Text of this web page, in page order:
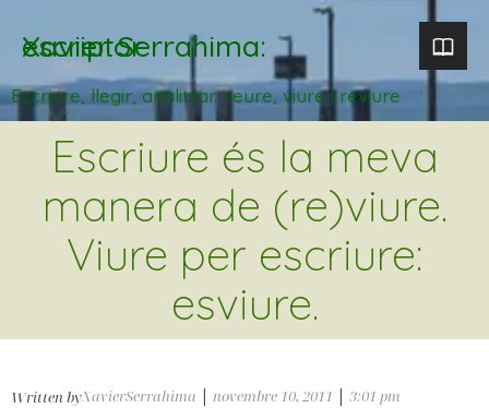
Xavier Serrahima: escriptor
Escriure, llegir, analitzar. veure, viure i reviure
Escriure és la meva
manera de (re)viure.
Viure per escriure:
esviure.
Written byXavierSerrahima novembre 10, 2011 3:01 pm